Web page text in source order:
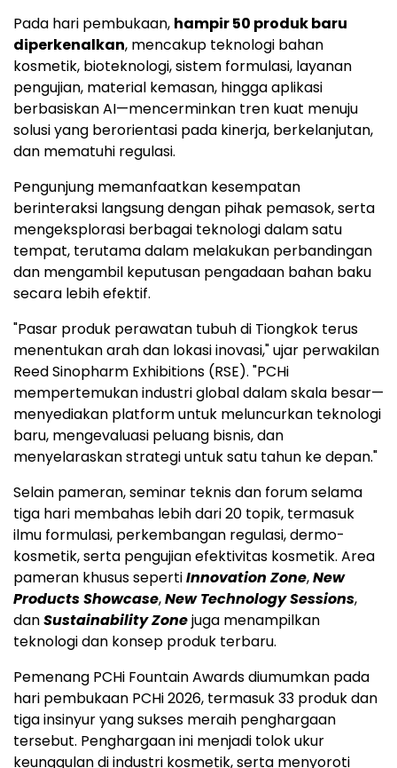
Pada hari pembukaan, hampir 50 produk baru
diperkenalkan, mencakup teknologi bahan
kosmetik, bioteknologi, sistem formulasi, layanan
pengujian, material kemasan, hingga aplikasi
berbasiskan AI—mencerminkan tren kuat menuju
solusi yang berorientasi pada kinerja, berkelanjutan,
dan mematuhi regulasi.
Pengunjung memanfaatkan kesempatan
berinteraksi langsung dengan pihak pemasok, serta
mengeksplorasi berbagai teknologi dalam satu
tempat, terutama dalam melakukan perbandingan
dan mengambil keputusan pengadaan bahan baku
secara lebih efektif.
"Pasar produk perawatan tubuh di Tiongkok terus
menentukan arah dan lokasi inovasi," ujar perwakilan
Reed Sinopharm Exhibitions (RSE). "PCHi
mempertemukan industri global dalam skala besar—
menyediakan platform untuk meluncurkan teknologi
baru, mengevaluasi peluang bisnis, dan
menyelaraskan strategi untuk satu tahun ke depan."
Selain pameran, seminar teknis dan forum selama
tiga hari membahas lebih dari 20 topik, termasuk
ilmu formulasi, perkembangan regulasi, dermo-
kosmetik, serta pengujian efektivitas kosmetik. Area
pameran khusus sepertiInnovation Zone,New
Products Showcase,New Technology Sessions,
danSustainability Zonejuga menampilkan
teknologi dan konsep produk terbaru.
Pemenang PCHi Fountain Awards diumumkan pada
hari pembukaan PCHi 2026, termasuk 33 produk dan
tiga insinyur yang sukses meraih penghargaan
tersebut. Penghargaan ini menjadi tolok ukur
keunggulan di industri kosmetik, serta menyoroti